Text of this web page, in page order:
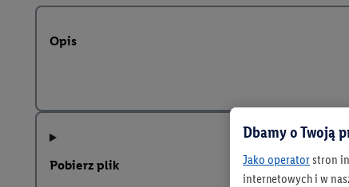
Opis
Pobierz plik
Dbamy o Twoją
Jako operatorstron
internetowych i w